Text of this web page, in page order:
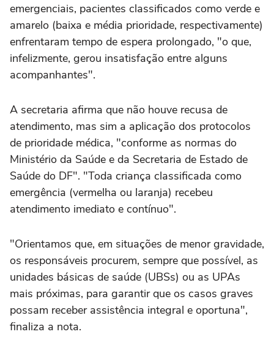
emergenciais, pacientes classificados como verde e
amarelo (baixa e média prioridade, respectivamente)
enfrentaram tempo de espera prolongado, "o que,
infelizmente, gerou insatisfação entre alguns
acompanhantes".
A secretaria afirma que não houve recusa de
atendimento, mas sim a aplicação dos protocolos
de prioridade médica, "conforme as normas do
Ministério da Saúde e da Secretaria de Estado de
Saúde do DF". "Toda criança classificada como
emergência (vermelha ou laranja) recebeu
atendimento imediato e contínuo".
"Orientamos que, em situações de menor gravidade,
os responsáveis procurem, sempre que possível, as
unidades básicas de saúde (UBSs) ou as UPAs
mais próximas, para garantir que os casos graves
possam receber assistência integral e oportuna",
finaliza a nota.